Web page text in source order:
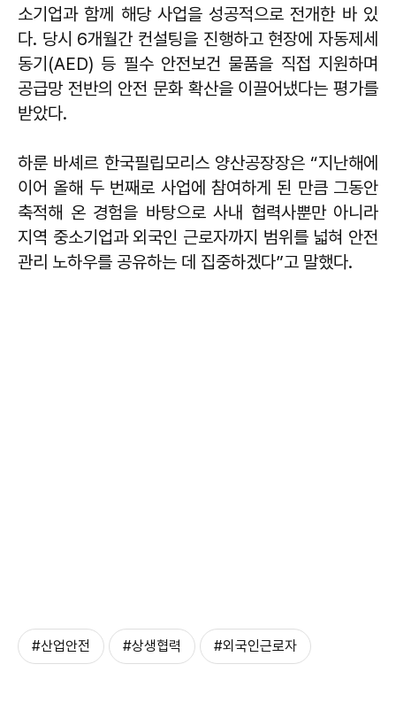
소기업과 함께 해당 사업을 성공적으로 전개한 바 있
다. 당시 6개월간 컨설팅을 진행하고 현장에 자동제세
동기(AED) 등 필수 안전보건 물품을 직접 지원하며
공급망 전반의 안전 문화 확산을 이끌어냈다는 평가를
받았다.
하룬 바셰르 한국필립모리스 양산공장장은 “지난해에
이어 올해 두 번째로 사업에 참여하게 된 만큼 그동안
축적해 온 경험을 바탕으로 사내 협력사뿐만 아니라
지역 중소기업과 외국인 근로자까지 범위를 넓혀 안전
관리 노하우를 공유하는 데 집중하겠다”고 말했다.
#산업안전 #상생협력 #외국인근로자